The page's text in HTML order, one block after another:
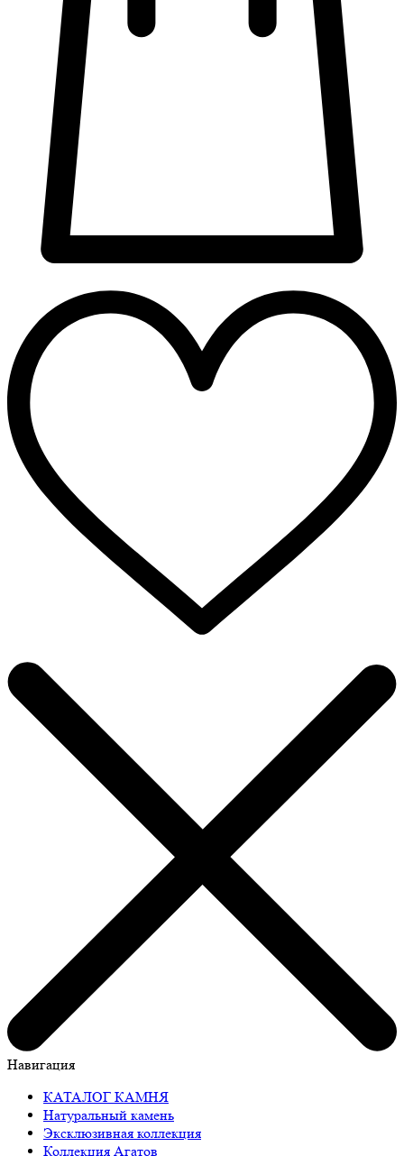
Навигация
КАТАЛОГ КАМНЯ
Натуральный камень
Эксклюзивная коллекция
Коллекция Агатов